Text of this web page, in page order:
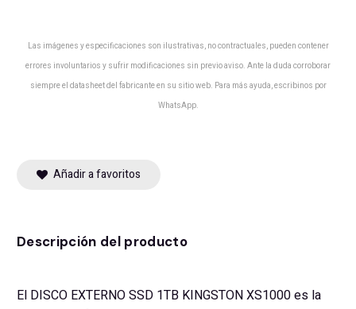
Las imágenes y especificaciones son ilustrativas, no contractuales, pueden contener
errores involuntarios y sufrir modificaciones sin previo aviso. Ante la duda corroborar
siempre el datasheet del fabricante en su sitio web. Para más ayuda, escribinos por
WhatsApp.
Añadir a favoritos
Descripción del producto
El DISCO EXTERNO SSD 1TB KINGSTON XS1000 es la